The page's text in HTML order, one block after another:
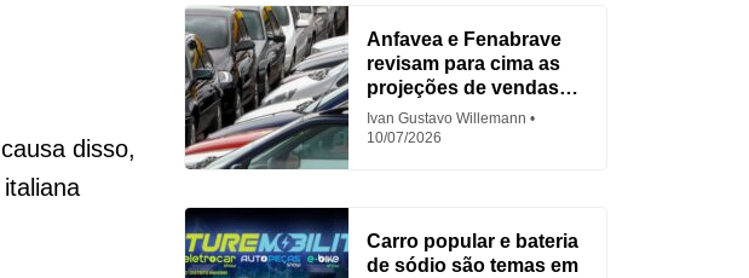
disso,
Anfavea e Fenabrave
revisam para cima as
projeções de vendas
em 2026
Ivan Gustavo Willemann
10/07/2026
Carro popular e bateria
de sódio são temas em